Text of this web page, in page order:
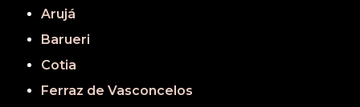
Arujá
Barueri
Cotia
Ferraz de Vasconcelos